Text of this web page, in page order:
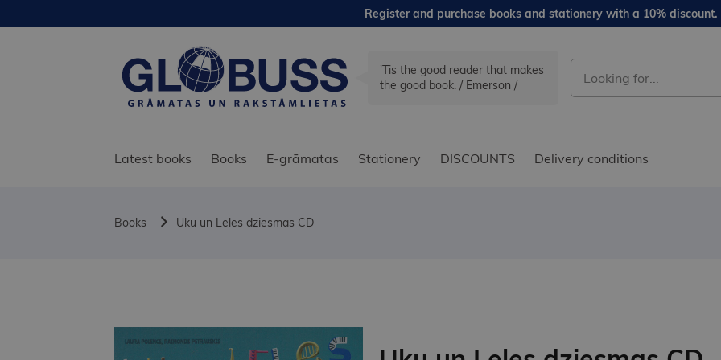
Register and purchase books and stationery with a 10% discount.
'Tis the good reader that makes
the good book. / Emerson /
Latest books Books E-grāmatas Stationery DISCOUNTS Delivery conditions
Books Uku un Leles dziesmas CD